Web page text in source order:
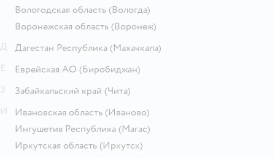
Вологодская область (Вологда)
Воронежская область (Воронеж)
Дагестан Республика (Махачкала)
Еврейская АО (Биробиджан)
Забайкальский край (Чита)
Ивановская область (Иваново)
Ингушетия Республика (Магас)
Иркутская область (Иркутск)